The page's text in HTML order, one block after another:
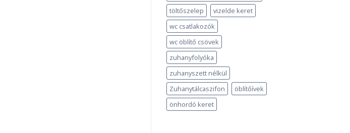
töltőszelep
vizelde keret
wc csatlakozók
wc öblítő csövek
zuhanyfolyóka
zuhanyszett nélkül
Zuhanytálcaszifon
öblítőívek
önhordó keret